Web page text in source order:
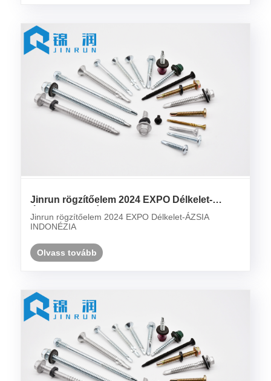
Jinrun rögzítőelem 2024 EXPO Délkelet-
ÁZSIA INDONÉZIA
Jinrun rögzítőelem 2024 EXPO Délkelet-ÁZSIA
INDONÉZIA
Olvass tovább